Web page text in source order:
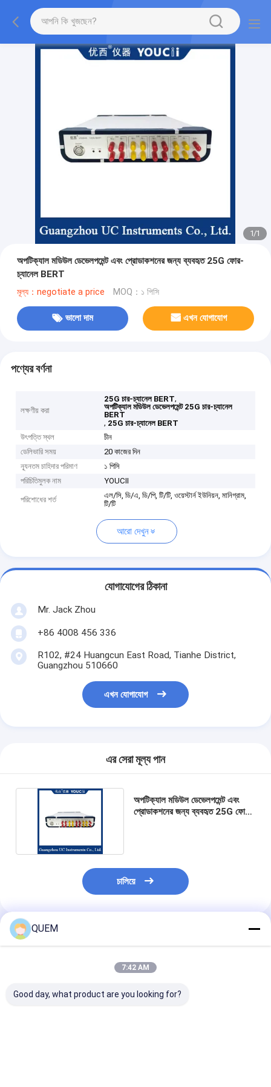
1/1
অপটিক্যাল মডিউল ডেভেলপমেন্ট এবং প্রোডাকশনের জন্য ব্যবহৃত 25G ফোর-
চ্যানেল BERT
মূল্য：negotiate a price MOQ：১ পিসি
ভালো দাম এখন যোগাযোগ
পণ্যের বর্ণনা
লক্ষণীয় করা
25G চার-চ্যানেল BERT,
অপটিক্যাল মডিউল ডেভেলপমেন্ট 25G চার-চ্যানেল
BERT
, 25G চার-চ্যানেল BERT
উৎপত্তি স্থল
চীন
ডেলিভারি সময়
20 কাজের দিন
ন্যূনতম চাহিদার পরিমাণ
১ পিসি
পরিচিতিমুলক নাম
YOUCII
পরিশোধের শর্ত
এল/সি, ডি/এ, ডি/পি, টি/টি, ওয়েস্টার্ন ইউনিয়ন, মানিগ্রাম,
টি/টি
আরো দেখুন
যোগাযোগের ঠিকানা
Mr. Jack Zhou
+86 4008 456 336
R102, #24 Huangcun East Road, Tianhe District,
Guangzhou 510660
এখন যোগাযোগ
এর সেরা মূল্য পান
অপটিক্যাল মডিউল ডেভেলপমেন্ট এবং
প্রোডাকশনের জন্য ব্যবহৃত 25G ফোর-
চালিয়ে
প্রস্তাবিত পণ্য
QUEM
7:42 AM
Good day, what product are you looking for?